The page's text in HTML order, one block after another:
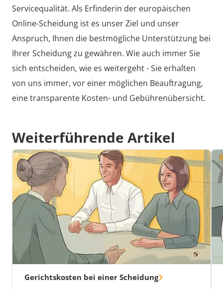
Servicequalität. Als Erfinderin der europäischen
Online-Scheidung ist es unser Ziel und unser
Anspruch, Ihnen die bestmögliche Unterstützung bei
Ihrer Scheidung zu gewähren. Wie auch immer Sie
sich entscheiden, wie es weitergeht -Sie erhalten
von uns immer, vor einer möglichen Beauftragung,
eine transparente Kosten- und Gebührenübersicht.
Weiterführende Artikel
Gerichtskosten bei einer Scheidung